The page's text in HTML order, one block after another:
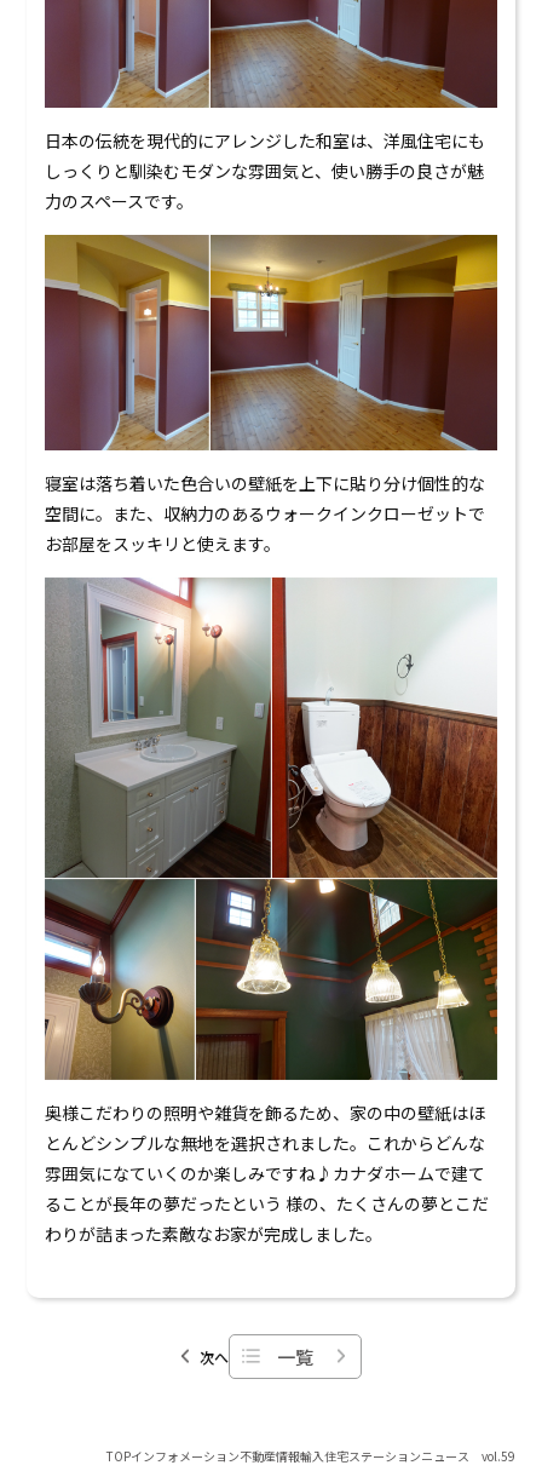
日本の伝統を現代的にアレンジした和室は、洋風住宅にも
しっくりと馴染むモダンな雰囲気と、使い勝手の良さが魅
力のスペースです。
寝室は落ち着いた色合いの壁紙を上下に貼り分け個性的な
空間に。また、収納力のあるウォークインクローゼットで
お部屋をスッキリと使えます。
奥様こだわりの照明や雑貨を飾るため、家の中の壁紙はほ
とんどシンプルな無地を選択されました。これからどんな
雰囲気になていくのか楽しみですね♪カナダホームで建て
ることが長年の夢だったという 様の、たくさんの夢とこだ
わりが詰まった素敵なお家が完成しました。
次へ 一覧
TOPインフォメーション不動産情報輸入住宅ステーションニュース vol.59